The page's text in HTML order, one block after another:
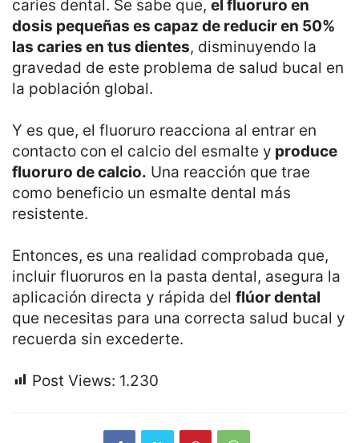
caries dental. Se sabe que, el fluoruro en
dosis pequeñas es capaz de reducir en 50%
las caries en tus dientes, disminuyendo la
gravedad de este problema de salud bucal en
la población global.
Y es que, el fluoruro reacciona al entrar en
contacto con el calcio del esmalte y produce
fluoruro de calcio. Una reacción que trae
como beneficio un esmalte dental más
resistente.
Entonces, es una realidad comprobada que,
incluir fluoruros en la pasta dental, asegura la
aplicación directa y rápida del flúor dental
que necesitas para una correcta salud bucal y
recuerda sin excederte.
Post Views: 1.230